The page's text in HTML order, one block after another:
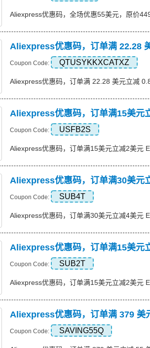
Aliexpress优惠码，全场优惠55美元，原价
Aliexpress优惠码，订单满 22.28
Coupon Code: QTUSYKKXCATXZ
Aliexpress优惠码，订单满 22.28 美元立减
Aliexpress优惠码，订单满15美元
Coupon Code: USFB2S
Aliexpress优惠码，订单满15美元立减2美元
Aliexpress优惠码，订单满30美元
Coupon Code: SUB4T
Aliexpress优惠码，订单满30美元立减4美元
Aliexpress优惠码，订单满15美元
Coupon Code: SUB2T
Aliexpress优惠码，订单满15美元立减2美元
Aliexpress优惠码，订单满 379 美
Coupon Code: SAVING55Q